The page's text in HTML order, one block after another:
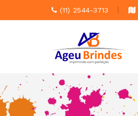
(11) 2544-3713